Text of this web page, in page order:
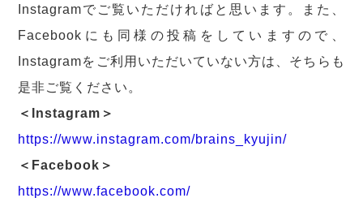
Instagramでご覧いただければと思います。また、
Facebookにも同様の投稿をしていますので、
Instagramをご利用いただいていない方は、そちらも
是非ご覧ください。
＜Instagram＞
https://www.instagram.com/brains_kyujin/
＜Facebook＞
https://www.facebook.com/